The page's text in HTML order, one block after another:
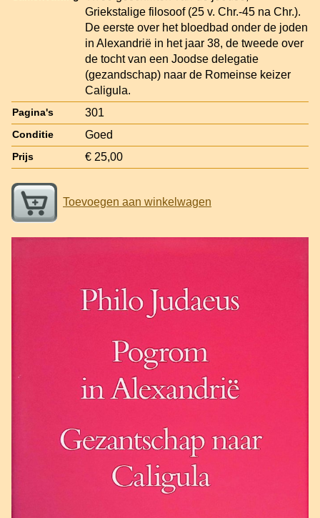
Griekstalige filosoof (25 v. Chr.-45 na Chr.).
De eerste over het bloedbad onder de joden
in Alexandrië in het jaar 38, de tweede over
de tocht van een Joodse delegatie
(gezandschap) naar de Romeinse keizer
Caligula.
Pagina's 301
Conditie Goed
Prijs € 25,00
Toevoegen aan winkelwagen